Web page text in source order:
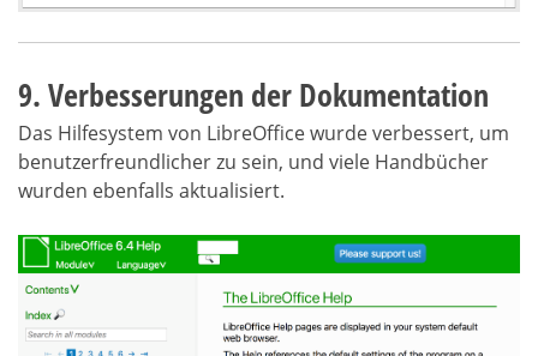
9. Verbesserungen der Dokumentation
Das Hilfesystem von LibreOffice wurde verbessert, um
benutzerfreundlicher zu sein, und viele Handbücher
wurden ebenfalls aktualisiert.